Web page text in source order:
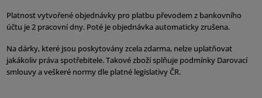
Platnost vytvořené objednávky pro platbu převodem z bankovního
účtu je 2 pracovní dny. Poté je objednávka automaticky zrušena.
Na dárky, které jsou poskytovány zcela zdarma, nelze uplatňovat
jakákoliv práva spotřebitele. Takové zboží splňuje podmínky Darovací
smlouvy a veškeré normy dle platné legislativy ČR.